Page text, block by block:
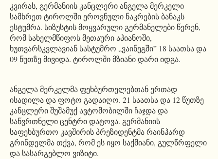
კვირას, გერმანიის კანცლერი ანგელა მერკელი
სამხრეთ ტიროლში ეროვნული ნაკრების ბანაკს
ესტუმრა. სიზუსტის მოყვარული გერმანელები წერენ,
რომ სახელმწიფოს მეთაური აპიანოში,
ხუთვარსკვლავიან სასტუმრო „ვაინეგში” 18 საათსა და
09 წუთზე მივიდა. ტიროლში მზიანი დარი იდგა.
ანგელა მერკელმა ფეხბურთელებთან ერთად
ისადილა და ფოტო გადაიღო. 21 საათსა და 12 წუთზე
კანცლერი შუშამუქ ავტომობილში ჩაჯდა და
საწვრთნელი ცენტრი დატოვა. გერმანიის
საფეხბურთო კავშირის პრეზიდენტმა რაინჰარდ
გრინდელმა თქვა, რომ ეს იყო საქმიანი, გულწრფელი
და სასარგებლო ვიზიტი.